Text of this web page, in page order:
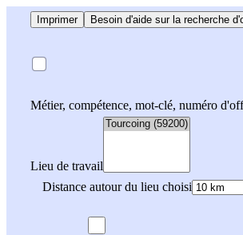
Imprimer Besoin d'aide sur la recherche
Métier, compétence, mot-clé, numéro
Lieu de travail
Distance autour du lieu choisi